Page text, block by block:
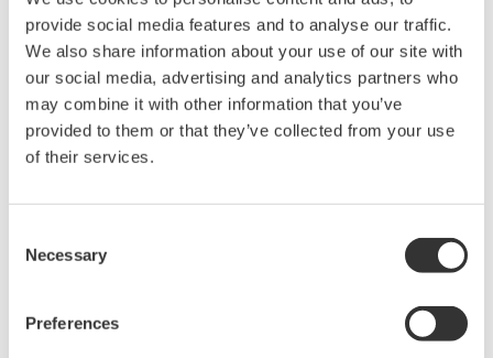
provide social media features and to analyse our traffic.
We also share information about your use of our site with
our social media, advertising and analytics partners who
may combine it with other information that you’ve
provided to them or that they’ve collected from your use
of their services.
Selection
Necessary
Preferences
500 MHz, 1,0 GHz und 1,5 GHz
DSO und MSO-Modelle für
Debugging,
Signalcharakterisierung, Benchtop- oder automatische
Testanwendungen. 4 kanalige Modelle mit 16 oder 32
Logikeingängen. Oszilloskop der 12. Generation mit
physikalischen und grafischen Benutzeroberfläche.
Datenerfassungsprodukte